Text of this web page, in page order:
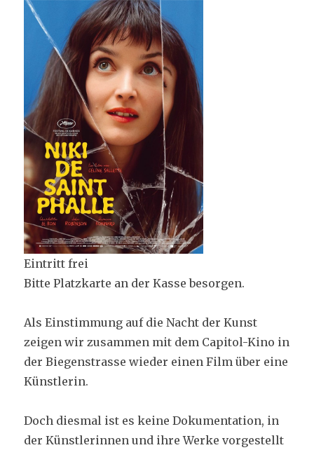
Eintritt frei
Bitte Platzkarte an der Kasse besorgen.
Als Einstimmung auf die Nacht der Kunst
zeigen wir zusammen mit dem Capitol-Kino in
der Biegenstrasse wieder einen Film über eine
Künstlerin.
Doch diesmal ist es keine Dokumentation, in
der Künstlerinnen und ihre Werke vorgestellt